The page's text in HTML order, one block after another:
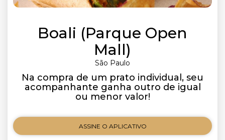
Boali (Parque Open
Mall)
São Paulo
Na compra de um prato individual, seu
acompanhante ganha outro de igual
ou menor valor!
ASSINE O APLICATIVO